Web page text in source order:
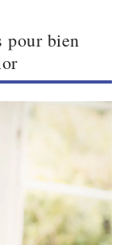
pour bien